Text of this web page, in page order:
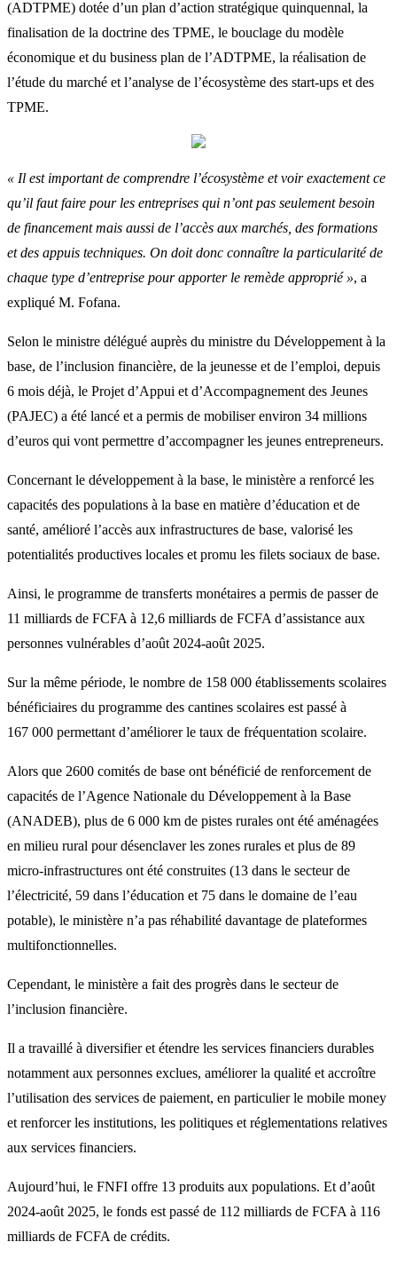
(ADTPME) dotée d’un plan d’action stratégique quinquennal, la
finalisation de la doctrine des TPME, le bouclage du modèle
économique et du business plan de l’ADTPME, la réalisation de
l’étude du marché et l’analyse de l’écosystème des start-ups et des
TPME.
« Il est important de comprendre l’écosystème et voir exactement ce
qu’il faut faire pour les entreprises qui n’ont pas seulement besoin
de financement mais aussi de l’accès aux marchés, des formations
et des appuis techniques. On doit donc connaître la particularité de
chaque type d’entreprise pour apporter le remède approprié », a
expliqué M. Fofana.
Selon le ministre délégué auprès du ministre du Développement à la
base, de l’inclusion financière, de la jeunesse et de l’emploi, depuis
6 mois déjà, le Projet d’Appui et d’Accompagnement des Jeunes
(PAJEC) a été lancé et a permis de mobiliser environ 34 millions
d’euros qui vont permettre d’accompagner les jeunes entrepreneurs.
Concernant le développement à la base, le ministère a renforcé les
capacités des populations à la base en matière d’éducation et de
santé, amélioré l’accès aux infrastructures de base, valorisé les
potentialités productives locales et promu les filets sociaux de base.
Ainsi, le programme de transferts monétaires a permis de passer de
11 milliards de FCFA à 12,6 milliards de FCFA d’assistance aux
personnes vulnérables d’août 2024-août 2025.
Sur la même période, le nombre de 158 000 établissements scolaires
bénéficiaires du programme des cantines scolaires est passé à
167 000 permettant d’améliorer le taux de fréquentation scolaire.
Alors que 2600 comités de base ont bénéficié de renforcement de
capacités de l’Agence Nationale du Développement à la Base
(ANADEB), plus de 6 000 km de pistes rurales ont été aménagées
en milieu rural pour désenclaver les zones rurales et plus de 89
micro-infrastructures ont été construites (13 dans le secteur de
l’électricité, 59 dans l’éducation et 75 dans le domaine de l’eau
potable), le ministère n’a pas réhabilité davantage de plateformes
multifonctionnelles.
Cependant, le ministère a fait des progrès dans le secteur de
l’inclusion financière.
Il a travaillé à diversifier et étendre les services financiers durables
notamment aux personnes exclues, améliorer la qualité et accroître
l’utilisation des services de paiement, en particulier le mobile money
et renforcer les institutions, les politiques et réglementations relatives
aux services financiers.
Aujourd’hui, le FNFI offre 13 produits aux populations. Et d’août
2024-août 2025, le fonds est passé de 112 milliards de FCFA à 116
milliards de FCFA de crédits.